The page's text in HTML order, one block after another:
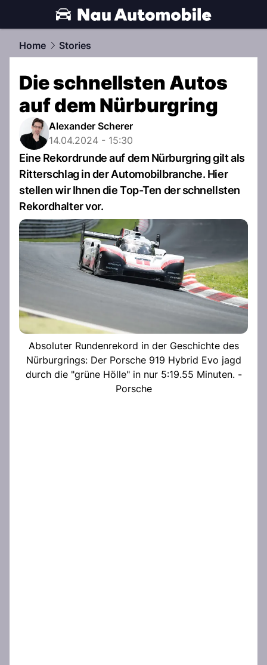
automobile.NAU.ch
Home Stories
Die schnellsten Autos
auf dem Nürburgring
Alexander Scherer
14.04.2024 - 15:30
Eine Rekordrunde auf dem Nürburgring gilt als
Ritterschlag in der Automobilbranche. Hier
stellen wir Ihnen die Top-Ten der schnellsten
Rekordhalter vor.
Absoluter Rundenrekord in der Geschichte des
Nürburgrings: Der Porsche 919 Hybrid Evo jagd
durch die "grüne Hölle" in nur 5:19.55 Minuten. -
Porsche